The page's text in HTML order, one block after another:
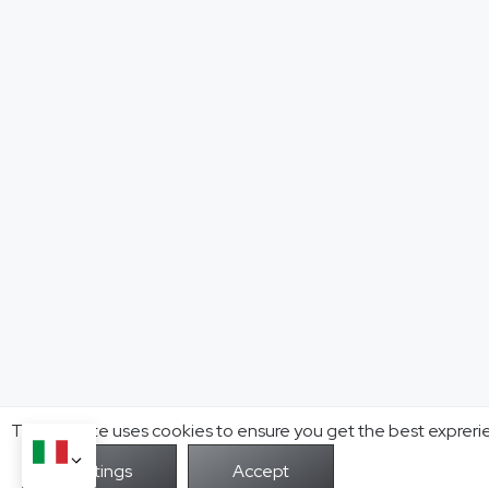
This website uses cookies to ensure you get the best